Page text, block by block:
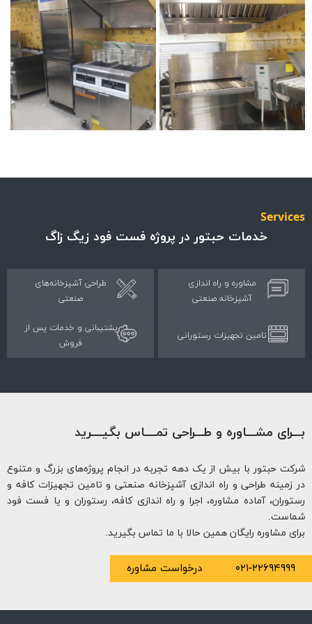
خدمات حبتور در پروژه فست فود زیگ زاگ
مشاوره و راه اندازی
آشپزخانه صنعتی
طراحی آشپزخانه‌های
صنعتی
تامین تجهیزات رستورانی
پشتیبانی و خدمات پس از
فروش
مشـــاوره و طـــراحی تمــــاس بگیــــرید
حبتور با بیش از یک دهه تجربه در انجام پروژه‌های بزرگ و متنوع
طراحی و راه اندازی آشپزخانه صنعتی و تامین تجهیزات کافه و
آماده مشاوره، اجرا و راه اندازی کافه، رستوران و یا فست فود
مشاوره رایگان همین حالا با ما تماس بگیرید.
۲۲۶۹۴۹۹۹ درخواست مشاوره